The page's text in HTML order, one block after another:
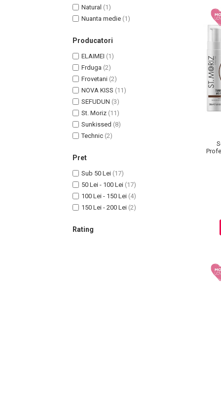
Sampoane Colorante
Natural (1)
Nuanta medie (1)
Producatori
ELAIMEI (1)
Frduga (2)
Frovetani (2)
NOVA KISS (11)
SEFUDUN (3)
St. Moriz (11)
Sunkissed (8)
Technic (2)
Pret
Sub 50 Lei (17)
50 Lei - 100 Lei (17)
100 Lei - 150 Lei (4)
150 Lei - 200 Lei (2)
Rating
Ulei